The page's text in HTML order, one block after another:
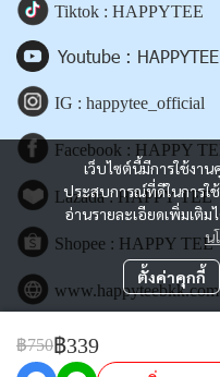
฿750฿339
เว็บไซต์นี้มีการใช้งา
ประสบการณ์ที่ดีในการใ
อ่านรายละเอียดเพิ่มเติม
น
ตั้งค่าคุกกี้
Tiktok : HAPPYTEE
Youtube : HAPPYTEE
IG : happytee_official
Facebook : HAPPY
Lazada : HAPPY TEE
Shopee : HAPPY TEE
www.happyteebkk.com
Copyright | All Rights Reserved |